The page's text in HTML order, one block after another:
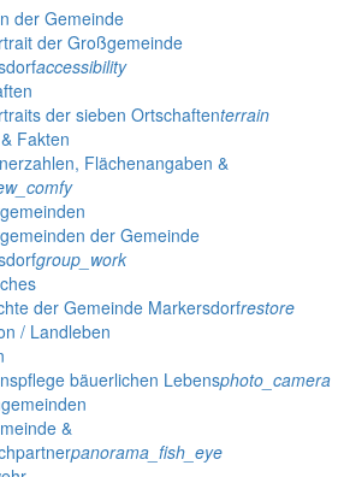
der Gemeinde
der Großgemeinde
accessibility
der sieben Ortschaftenterrain
Fakten
Flächenangaben &
der Gemeinde
group_work
der Gemeinde Markersdorfrestore
/ Landleben
bäuerlichen Lebensphoto_camera
&
panorama_fish_eye